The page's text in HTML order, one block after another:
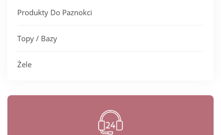
Produkty Do Paznokci
Topy / Bazy
Żele